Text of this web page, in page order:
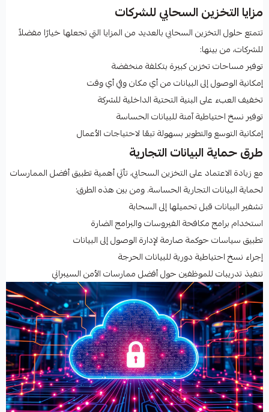
مزايا التخزين السحابي للشركات
تتمتع حلول التخزين السحابي بالعديد من المزايا التي تجعلها خيارًا مفضلاً
للشركات، من بينها:
توفير مساحات تخزين كبيرة بتكلفة منخفضة
إمكانية الوصول إلى البيانات من أي مكان وفي أي وقت
تخفيف العبء على البنية التحتية الداخلية للشركة
توفير نسخ احتياطية آمنة للبيانات الحساسة
إمكانية التوسع والتطوير بسهولة تبعًا لاحتياجات الأعمال
طرق حماية البيانات التجارية
مع زيادة الاعتماد على التخزين السحابي، تأتي أهمية تطبيق أفضل الممارسات
لحماية البيانات التجارية الحساسة. ومن بين هذه الطرق:
تشفير البيانات قبل تحميلها إلى السحابة
استخدام برامج مكافحة الفيروسات والبرامج الضارة
تطبيق سياسات حوكمة صارمة لإدارة الوصول إلى البيانات
إجراء نسخ احتياطية دورية للبيانات الحرجة
تنفيذ تدريبات للموظفين حول أفضل ممارسات الأمن السيبراني